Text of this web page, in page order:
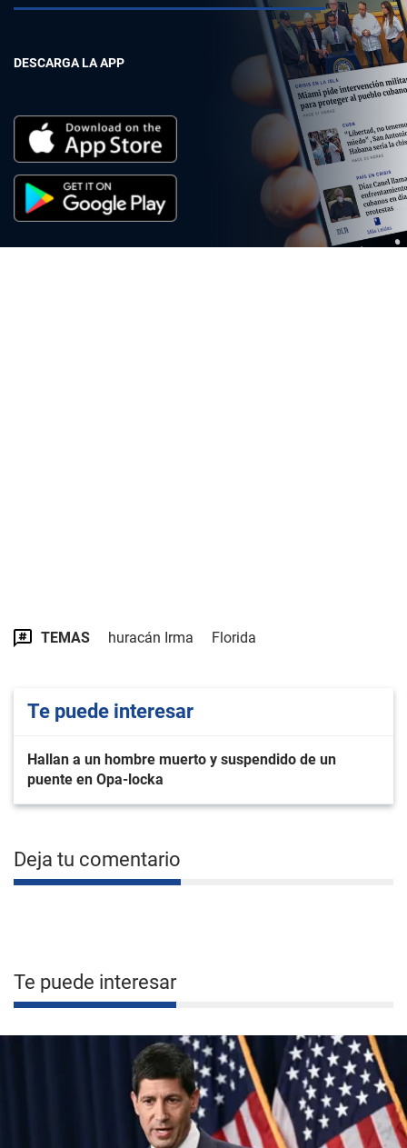
DESCARGA LA APP
TEMAS huracán Irma Florida
Te puede interesar
Hallan a un hombre muerto y suspendido de un
puente en Opa-locka
Deja tu comentario
Te puede interesar